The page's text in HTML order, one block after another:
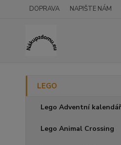
DOPRAVA NAPIŠTE NÁM
LEGO
Lego Adventní
Lego Animal Crossing